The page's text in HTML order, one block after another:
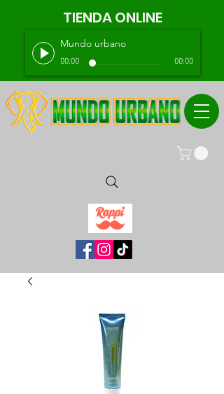
TIENDA ONLINE
Mundo urbano
00:00 00:00